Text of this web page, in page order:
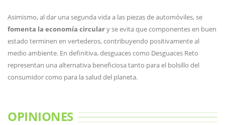
Asimismo, al dar una segunda vida a las piezas de automóviles, se
fomenta la economía circulary se evita que componentes en buen
estado terminen en vertederos, contribuyendo positivamente al
medio ambiente. En definitiva, desguaces como Desguaces Reto
representan una alternativa beneficiosa tanto para el bolsillo del
consumidor como para la salud del planeta.
OPINIONES